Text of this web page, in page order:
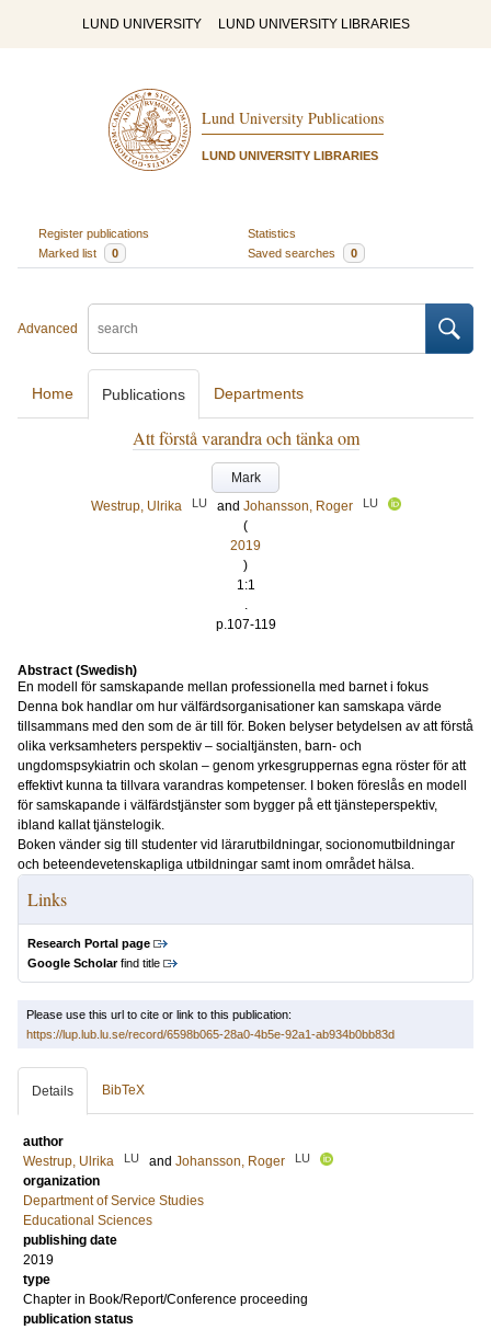
LUND UNIVERSITY LUND UNIVERSITY LIBRARIES
Lund University Publications
LUND UNIVERSITY LIBRARIES
Register publications
Statistics
Marked list
0 Saved searches 0
Advanced
Home Publications Departments
Att förstå varandra och tänka om
Mark
Westrup, Ulrika
LU and Johansson, Roger LU
(
2019
)
1:1
.
p.107-119
Abstract (Swedish)
En modell för samskapande mellan professionella med barnet i fokus
Denna bok handlar om hur välfärdsorganisationer kan samskapa värde
tillsammans med den som de är till för. Boken belyser betydelsen av att förstå
olika verksamheters perspektiv – socialtjänsten, barn- och
ungdomspsykiatrin och skolan – genom yrkesgruppernas egna röster för att
effektivt kunna ta tillvara varandras kompetenser. I boken föreslås en modell
för samskapande i välfärdstjänster som bygger på ett tjänsteperspektiv,
ibland kallat tjänstelogik.
Boken vänder sig till studenter vid lärarutbildningar, socionomutbildningar
och beteendevetenskapliga utbildningar samt inom området hälsa.
Links
Research Portal page
Google Scholarfind title
Please use this url to cite or link to this publication:
https://lup.lub.lu.se/record/6598b065-28a0-4b5e-92a1-ab934b0bb83d
Details BibTeX
author
Westrup, Ulrika
LU and Johansson, Roger LU
organization
Department of Service Studies
Educational Sciences
publishing date
2019
type
Chapter in Book/Report/Conference proceeding
publication status